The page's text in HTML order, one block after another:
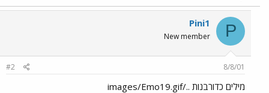
P
Pini1
New member
8/8/01
#2
מילים כדורבנות ../images/Emo19.gif